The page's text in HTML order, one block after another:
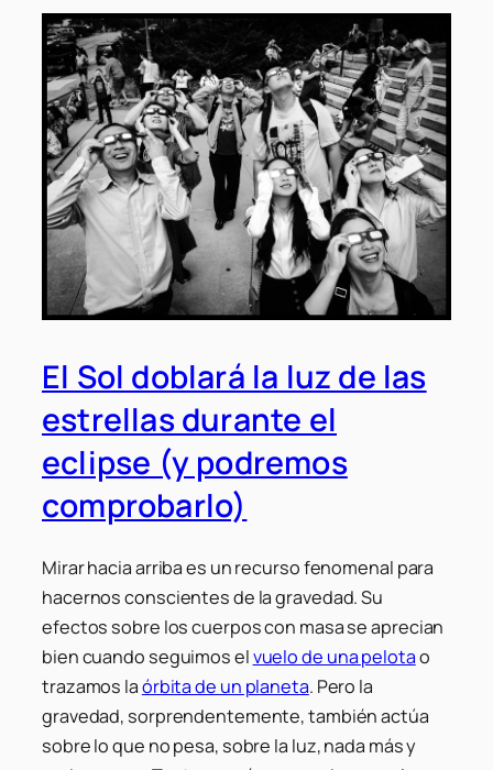
El Sol doblará la luz de las
estrellas durante el
eclipse (y podremos
comprobarlo)
Mirar hacia arriba es un recurso fenomenal para
hacernos conscientes de la gravedad. Su
efectos sobre los cuerpos con masa se aprecian
bien cuando seguimos elvuelo de una pelotao
trazamos laórbita de un planeta. Pero la
gravedad, sorprendentemente, también actúa
sobre lo que no pesa, sobre la luz, nada más y